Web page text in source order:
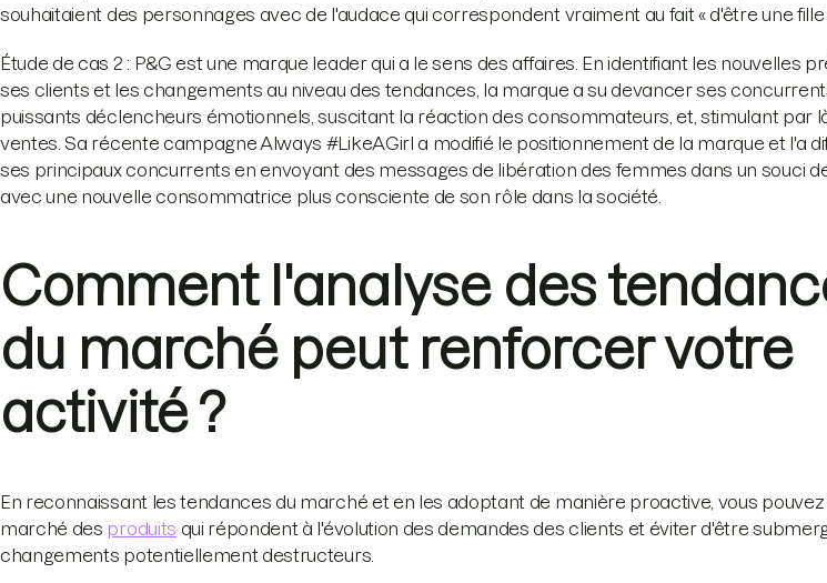
souhaitaient des personnages avec de l'audace qui correspondent vraiment au fait « d'être une fille
Étude de cas 2 : P&G est une marque leader qui a le sens des affaires. En identifiant les nouvelles
ses clients et les changements au niveau des tendances, la marque a su devancer ses
puissants déclencheurs émotionnels, suscitant la réaction des consommateurs, et, stimulant par
ventes. Sa récente campagne Always #LikeAGirl a modifié le positionnement de la marque et l'a
ses principaux concurrents en envoyant des messages de libération des femmes dans un souci
avec une nouvelle consommatrice plus consciente de son rôle dans la société.
Comment l'analyse des
du marché peut renforcer votre
activité ?
En reconnaissant les tendances du marché et en les adoptant de manière proactive, vous
marché des produits qui répondent à l'évolution des demandes des clients et éviter d'être
changements potentiellement destructeurs.